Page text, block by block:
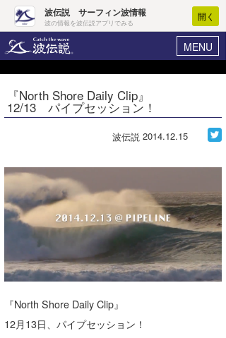
波伝説 サーフィン波情報
波の情報を波伝説アプリでみる
開く
MENU
ヘルプ マイホーム
ログイン
WAVE HUNTER波予想ツール
気象情報
ニュース
サーフィンエリアガイド
会員メニュー
今月のプレゼント
『North Shore Daily Clip』
12/13 パイプセッション！
波伝説 2014.12.15
『North Shore Daily Clip』
12月13日、パイプセッション！
Core Surf Japan
アート＆エンタメ
コラム
トラベル
ショップ情報
ショップ情報
湘南
ウラナミ
お知らせ